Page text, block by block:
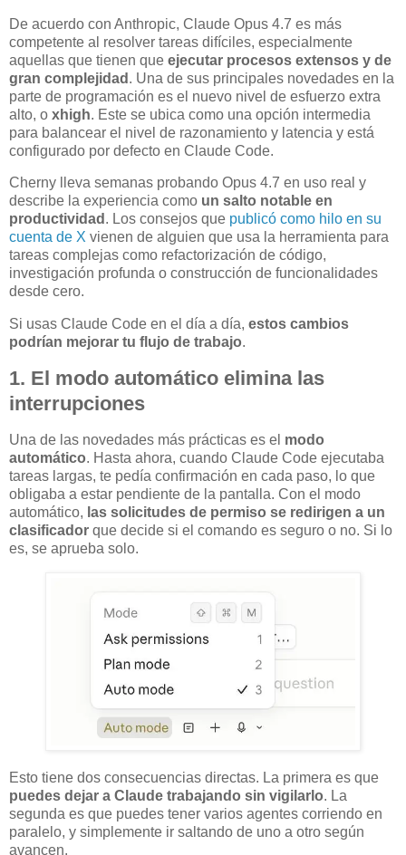
De acuerdo con Anthropic, Claude Opus 4.7 es más
competente al resolver tareas difíciles, especialmente
aquellas que tienen que ejecutar procesos extensos y de
gran complejidad . Una de sus principales novedades en la
parte de programación es el nuevo nivel de esfuerzo extra
alto, o xhigh. Este se ubica como una opción intermedia
para balancear el nivel de razonamiento y latencia y está
configurado por defecto en Claude Code.
Cherny lleva semanas probando Opus 4.7 en uso real y
describe la experiencia como un salto notable en
productividad . Los consejos que publicó como hilo en su
cuenta de X vienen de alguien que usa la herramienta para
tareas complejas como refactorización de código,
investigación profunda o construcción de funcionalidades
desde cero.
Si usas Claude Code en el día a día, estos cambios
podrían mejorar tu flujo de trabajo.
1. El modo automático elimina las
interrupciones
Una de las novedades más prácticas es el modo
automático. Hasta ahora, cuando Claude Code ejecutaba
tareas largas, te pedía confirmación en cada paso, lo que
obligaba a estar pendiente de la pantalla. Con el modo
automático, las solicitudes de permiso se redirigen a un
clasificador que decide si el comando es seguro o no. Si lo
es, se aprueba solo.
Esto tiene dos consecuencias directas. La primera es que
puedes dejar a Claude trabajando sin vigilarlo. La
segunda es que puedes tener varios agentes corriendo en
paralelo, y simplemente ir saltando de uno a otro según
avancen.